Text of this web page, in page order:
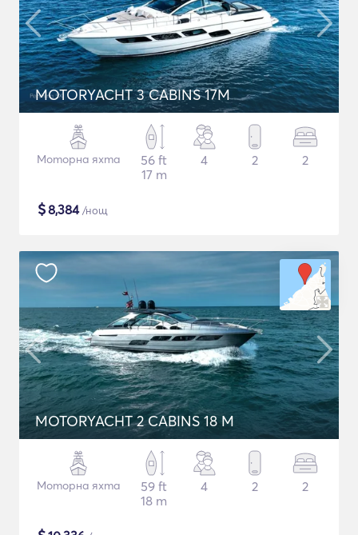
MOTORYACHT 3 CABINS 17M
Моторна яхта
56 ft
17 m
4 2 2
$8,384/нощ
MOTORYACHT 2 CABINS 18 M
Моторна яхта
59 ft
18 m
4 2 2